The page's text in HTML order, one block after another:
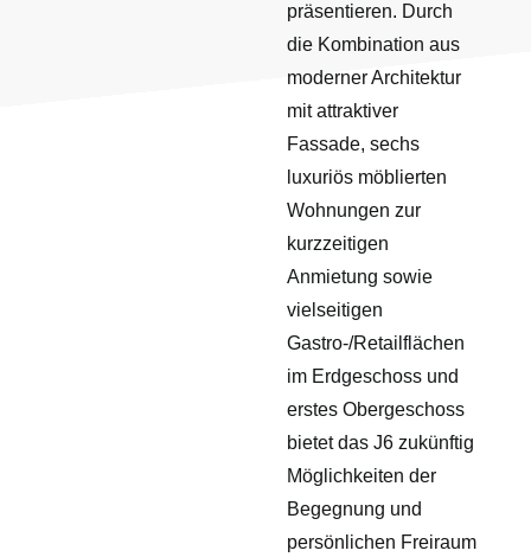
präsentieren. Durch
die Kombination aus
moderner Architektur
mit attraktiver
Fassade, sechs
luxuriös möblierten
Wohnungen zur
kurzzeitigen
Anmietung sowie
vielseitigen
Gastro-/Retailflächen
im Erdgeschoss und
erstes Obergeschoss
bietet das J6 zukünftig
Möglichkeiten der
Begegnung und
persönlichen Freiraum